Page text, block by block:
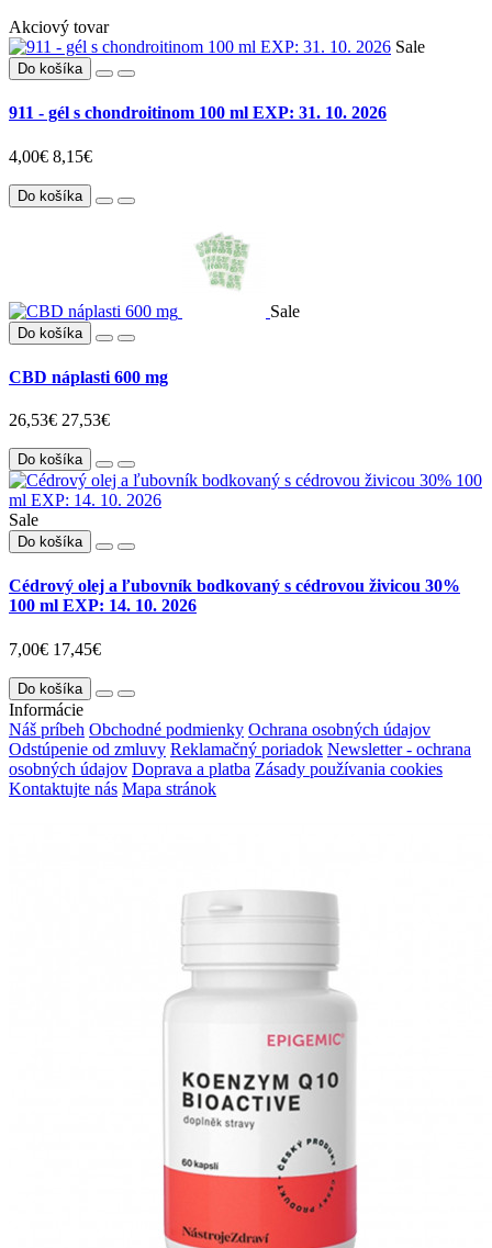
Akciový tovar
Sale
Do košíka
911 - gél s chondroitinom 100 ml EXP: 31. 10. 2026
4,00€ 8,15€
Do košíka
Sale
Do košíka
CBD náplasti 600 mg
26,53€ 27,53€
Do košíka
Sale
Do košíka
Cédrový olej a ľubovník bodkovaný s cédrovou živicou 30%
100 ml EXP: 14. 10. 2026
7,00€ 17,45€
Do košíka
Informácie
Náš príbeh Obchodné podmienky Ochrana osobných údajov
Odstúpenie od zmluvy Reklamačný poriadok Newsletter - ochrana
osobných údajov Doprava a platba Zásady používania cookies
Kontaktujte nás Mapa stránok